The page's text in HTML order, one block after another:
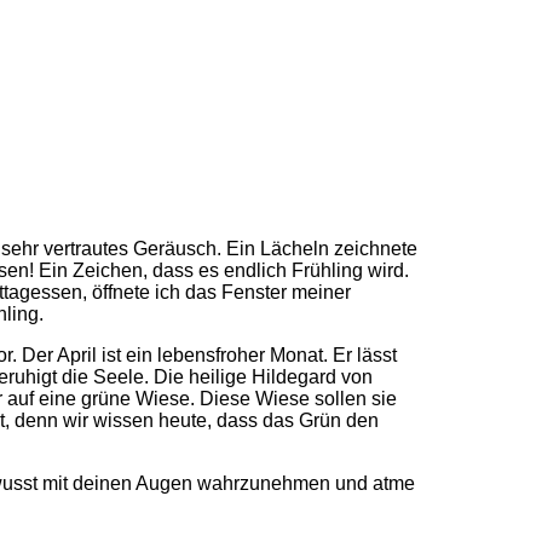
vertrautes Geräusch. Ein Lächeln zeichnete
Ein Zeichen, dass es endlich Frühling wird.
öffnete ich das Fenster meiner
Der April ist ein lebensfroher Monat. Er lässt
die Seele. Die heilige Hildegard von
eine grüne Wiese. Diese Wiese sollen sie
denn wir wissen heute, dass das Grün den
mit deinen Augen wahrzunehmen und atme